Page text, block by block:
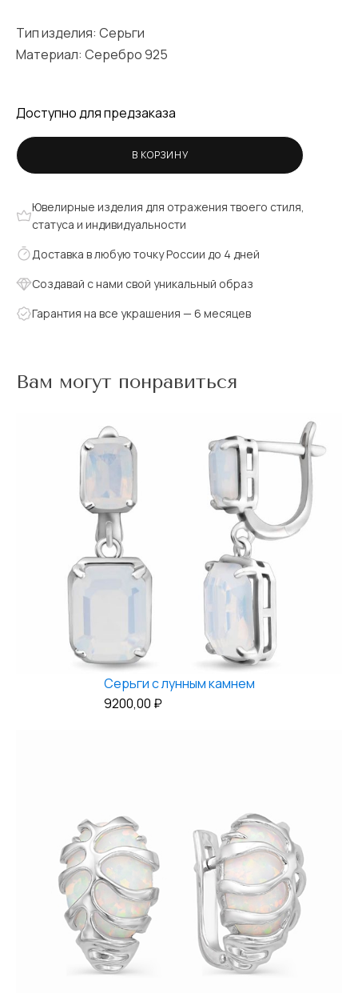
Тип изделия: Серьги
Материал: Серебро 925
Доступно для предзаказа
В КОРЗИНУ
Ювелирные изделия для отражения твоего стиля,
статуса и индивидуальности
Доставка в любую точку России до 4 дней
Создавай с нами свой уникальный образ
Гарантия на все украшения — 6 месяцев
Вам могут понравиться
Серьги с лунным камнем
9200,00 ₽